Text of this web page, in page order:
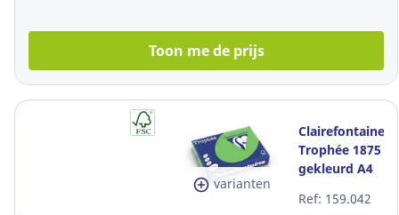
Toon me de prijs
varianten
Clairefontaine
Trophée 1875
gekleurd A4
grasgroen,
Ref: 159.042